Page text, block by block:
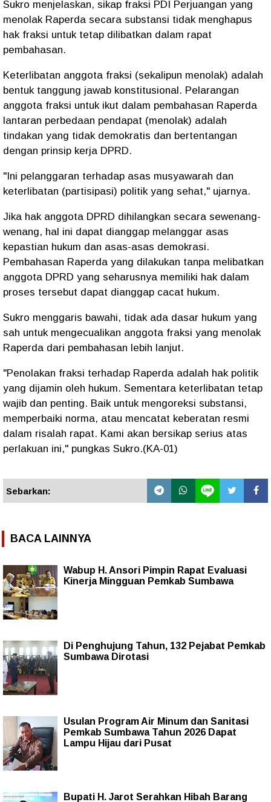
Sukro menjelaskan, sikap fraksi PDI Perjuangan yang
menolak Raperda secara substansi tidak menghapus
hak fraksi untuk tetap dilibatkan dalam rapat
pembahasan.
Keterlibatan anggota fraksi (sekalipun menolak) adalah
bentuk tanggung jawab konstitusional. Pelarangan
anggota fraksi untuk ikut dalam pembahasan Raperda
lantaran perbedaan pendapat (menolak) adalah
tindakan yang tidak demokratis dan bertentangan
dengan prinsip kerja DPRD.
"Ini pelanggaran terhadap asas musyawarah dan
keterlibatan (partisipasi) politik yang sehat," ujarnya.
Jika hak anggota DPRD dihilangkan secara sewenang-
wenang, hal ini dapat dianggap melanggar asas
kepastian hukum dan asas-asas demokrasi.
Pembahasan Raperda yang dilakukan tanpa melibatkan
anggota DPRD yang seharusnya memiliki hak dalam
proses tersebut dapat dianggap cacat hukum.
Sukro menggaris bawahi, tidak ada dasar hukum yang
sah untuk mengecualikan anggota fraksi yang menolak
Raperda dari pembahasan lebih lanjut.
"Penolakan fraksi terhadap Raperda adalah hak politik
yang dijamin oleh hukum. Sementara keterlibatan tetap
wajib dan penting. Baik untuk mengoreksi substansi,
memperbaiki norma, atau mencatat keberatan resmi
dalam risalah rapat. Kami akan bersikap serius atas
perlakuan ini," pungkas Sukro.(KA-01)
Sebarkan:
BACA LAINNYA
Wabup H. Ansori Pimpin Rapat Evaluasi
Kinerja Mingguan Pemkab Sumbawa
Di Penghujung Tahun, 132 Pejabat Pemkab
Sumbawa Dirotasi
Usulan Program Air Minum dan Sanitasi
Pemkab Sumbawa Tahun 2026 Dapat
Lampu Hijau dari Pusat
Bupati H. Jarot Serahkan Hibah Barang